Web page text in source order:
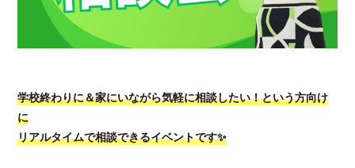
学校終わりに＆家にいながら気軽に相談したい！という方向け
に
リアルタイムで相談できるイベントです✨